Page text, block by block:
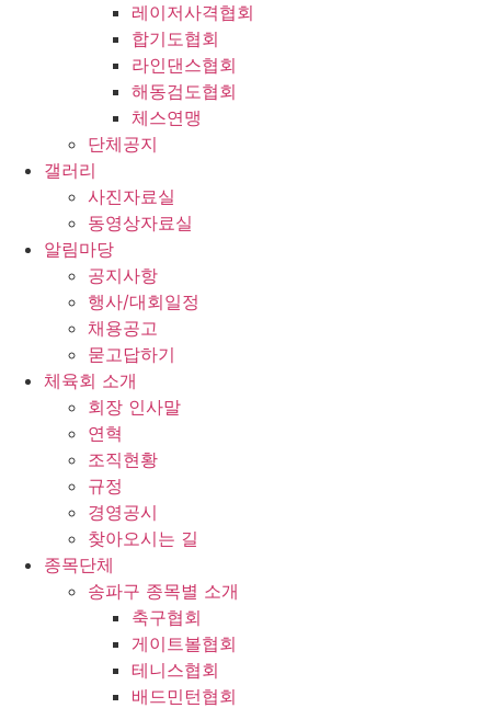
레이저사격협회
합기도협회
라인댄스협회
해동검도협회
체스연맹
단체공지
갤러리
사진자료실
동영상자료실
알림마당
공지사항
행사/대회일정
채용공고
묻고답하기
체육회 소개
회장 인사말
연혁
조직현황
규정
경영공시
찾아오시는 길
종목단체
송파구 종목별 소개
축구협회
게이트볼협회
테니스협회
배드민턴협회